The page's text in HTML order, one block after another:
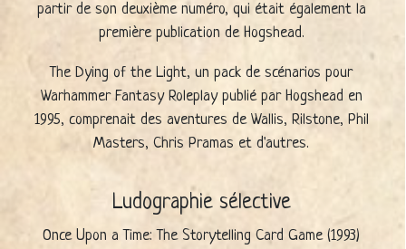
partir de son deuxième numéro, qui était également la
première publication de Hogshead.
The Dying of the Light, un pack de scénarios pour
Warhammer Fantasy Roleplay publié par Hogshead en
1995, comprenait des aventures de Wallis, Rilstone, Phil
Masters, Chris Pramas et d'autres.
Ludographie sélective
Once Upon a Time: The Storytelling Card Game (1993)